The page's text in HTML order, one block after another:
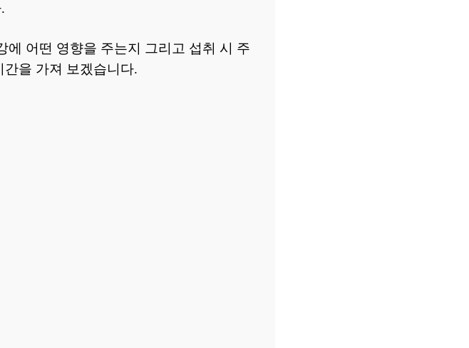
에 어떤 영향을 주는지 그리고 섭취 시 주
을 가져 보겠습니다.